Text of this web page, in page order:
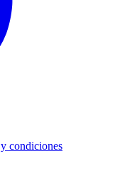
condiciones